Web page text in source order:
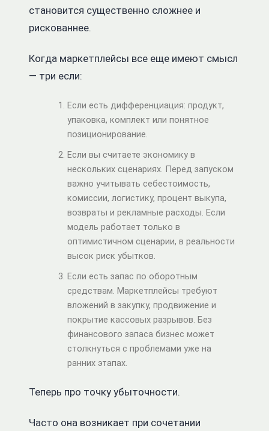
становится существенно сложнее и
рискованнее.
Когда маркетплейсы все еще имеют смысл
— три если:
Если есть дифференциация: продукт,
упаковка, комплект или понятное
позиционирование.
Если вы считаете экономику в
нескольких сценариях. Перед запуском
важно учитывать себестоимость,
комиссии, логистику, процент выкупа,
возвраты и рекламные расходы. Если
модель работает только в
оптимистичном сценарии, в реальности
высок риск убытков.
Если есть запас по оборотным
средствам. Маркетплейсы требуют
вложений в закупку, продвижение и
покрытие кассовых разрывов. Без
финансового запаса бизнес может
столкнуться с проблемами уже на
ранних этапах.
Теперь про точку убыточности.
Часто она возникает при сочетании